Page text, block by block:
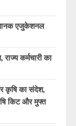
एजुकेशनल
कर्मचारी का
कृषि का संदेश,
किट और मुफ्त